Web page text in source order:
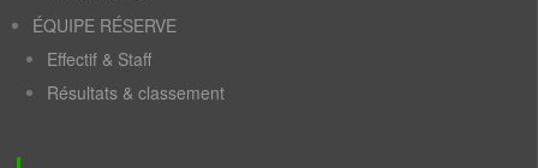
ÉQUIPE RÉSERVE
Effectif & Staff
Résultats & classement